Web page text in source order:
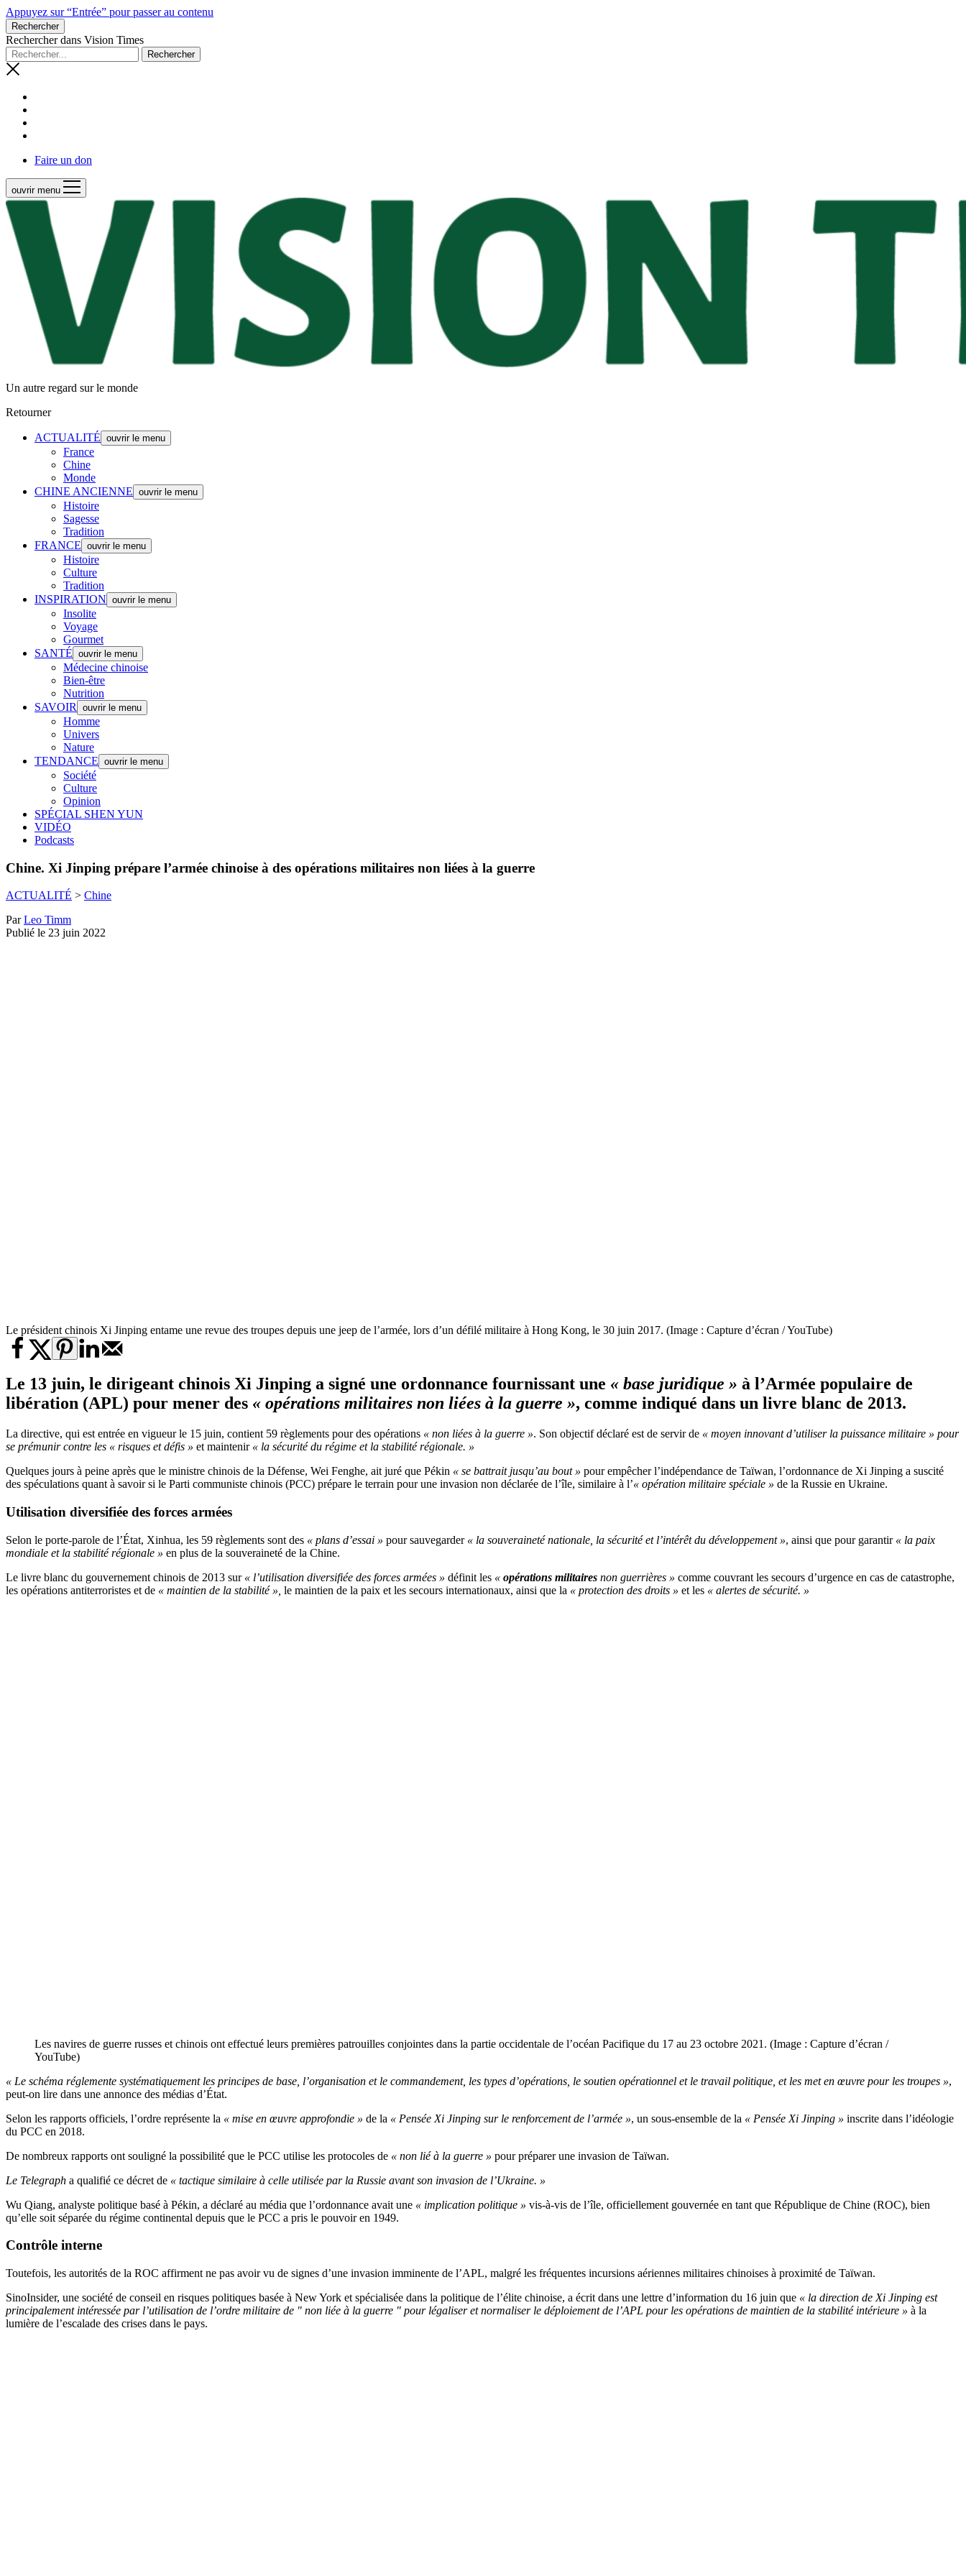
Appuyez sur “Entrée” pour passer au contenu
Rechercher
Rechercher dans Vision Times
Faire un don
ouvrir menu
Un autre regard sur le monde
Retourner
ACTUALITÉ ouvrir le menu
France
Chine
Monde
CHINE ANCIENNE ouvrir le menu
Histoire
Sagesse
Tradition
FRANCE ouvrir le menu
Histoire
Culture
Tradition
INSPIRATION ouvrir le menu
Insolite
Voyage
Gourmet
SANTÉ ouvrir le menu
Médecine chinoise
Bien-être
Nutrition
SAVOIR
ouvrir le menu
Homme
Univers
Nature
TENDANCE ouvrir le menu
Société
Culture
Opinion
SPÉCIAL SHEN YUN
VIDÉO
Podcasts
Chine. Xi Jinping prépare l’armée chinoise à des opérations militaires non liées à la guerre
ACTUALITÉ > Chine
ParLeo Timm
Publié le 23 juin 2022
Le président chinois Xi Jinping entame une revue des troupes depuis une jeep de l’armée, lors d’un défilé militaire à Hong Kong, le 30 juin 2017. (Image : Capture d’écran / YouTube)
Le 13 juin, le dirigeant chinois Xi Jinping a signé une ordonnance fournissant une « base juridique » à l’Armée populaire de
libération (APL) pour mener des « opérations militaires non liées à la guerre », comme indiqué dans un livre blanc de 2013.
La directive, qui est entrée en vigueur le 15 juin, contient 59 règlements pour des opérations « non liées à la guerre ». Son objectif déclaré est de servir de « moyen innovant d’utiliser la puissance militaire » pour
se prémunir contre les « risques et défis » et maintenir « la sécurité du régime et la stabilité régionale. »
Quelques jours à peine après que le ministre chinois de la Défense, Wei Fenghe, ait juré que Pékin « se battrait jusqu’au bout » pour empêcher l’indépendance de Taïwan, l’ordonnance de Xi Jinping a suscité
des spéculations quant à savoir si le Parti communiste chinois (PCC) prépare le terrain pour une invasion non déclarée de l’île, similaire à l’« opération militaire spéciale » de la Russie en Ukraine.
Utilisation diversifiée des forces armées
Selon le porte-parole de l’État, Xinhua, les 59 règlements sont des « plans d’essai » pour sauvegarder « la souveraineté nationale, la sécurité et l’intérêt du développement », ainsi que pour garantir « la paix
mondiale et la stabilité régionale » en plus de la souveraineté de la Chine.
Le livre blanc du gouvernement chinois de 2013 sur « l’utilisation diversifiée des forces armées » définit les « opérations militaires non guerrières » comme couvrant les secours d’urgence en cas de catastrophe,
les opérations antiterroristes et de « maintien de la stabilité », le maintien de la paix et les secours internationaux, ainsi que la « protection des droits » et les « alertes de sécurité. »
Les navires de guerre russes et chinois ont effectué leurs premières patrouilles conjointes dans la partie occidentale de l’océan Pacifique du 17 au 23 octobre 2021. (Image : Capture d’écran /
YouTube)
« Le schéma réglemente systématiquement les principes de base, l’organisation et le commandement, les types d’opérations, le soutien opérationnel et le travail politique, et les met en œuvre pour les troupes »,
peut-on lire dans une annonce des médias d’État.
Selon les rapports officiels, l’ordre représente la « mise en œuvre approfondie » de la « Pensée Xi Jinping sur le renforcement de l’armée », un sous-ensemble de la « Pensée Xi Jinping » inscrite dans l’idéologie
du PCC en 2018.
De nombreux rapports ont souligné la possibilité que le PCC utilise les protocoles de « non lié à la guerre » pour préparer une invasion de Taïwan.
Le Telegraph a qualifié ce décret de « tactique similaire à celle utilisée par la Russie avant son invasion de l’Ukraine. »
Wu Qiang, analyste politique basé à Pékin, a déclaré au média que l’ordonnance avait une « implication politique » vis-à-vis de l’île, officiellement gouvernée en tant que République de Chine (ROC), bien
qu’elle soit séparée du régime continental depuis que le PCC a pris le pouvoir en 1949.
Contrôle interne
Toutefois, les autorités de la ROC affirment ne pas avoir vu de signes d’une invasion imminente de l’APL, malgré les fréquentes incursions aériennes militaires chinoises à proximité de Taïwan.
SinoInsider, une société de conseil en risques politiques basée à New York et spécialisée dans la politique de l’élite chinoise, a écrit dans une lettre d’information du 16 juin que « la direction de Xi Jinping est
principalement intéressée par l’utilisation de l’ordre militaire de " non liée à la guerre " pour légaliser et normaliser le déploiement de l’APL pour les opérations de maintien de la stabilité intérieure » à la
lumière de l’escalade des crises dans le pays.